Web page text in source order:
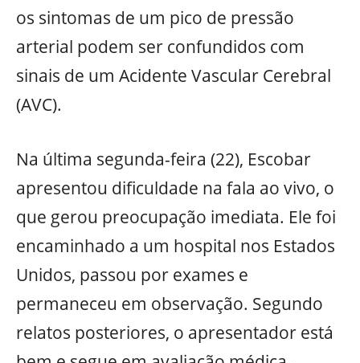
os sintomas de um pico de pressão
arterial podem ser confundidos com
sinais de um Acidente Vascular Cerebral
(AVC).
Na última segunda-feira (22), Escobar
apresentou dificuldade na fala ao vivo, o
que gerou preocupação imediata. Ele foi
encaminhado a um hospital nos Estados
Unidos, passou por exames e
permaneceu em observação. Segundo
relatos posteriores, o apresentador está